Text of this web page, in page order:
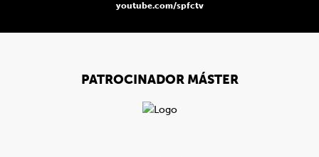
youtube.com/spfctv
PATROCINADOR MÁSTER